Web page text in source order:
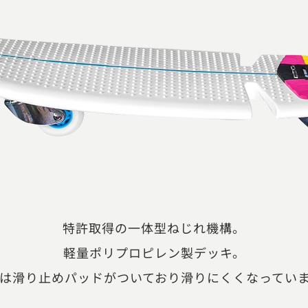
特許取得の一体型ねじれ機構。
軽量ポリプロピレン製デッキ。
滑り止めパッドがついており滑りにくくなってい